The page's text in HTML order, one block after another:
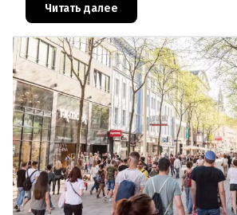
Брюсселя показывают: реальная п
Читать далее